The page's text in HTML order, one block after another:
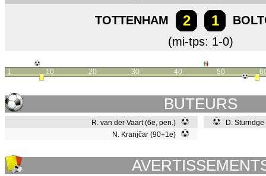
TOTTENHAM 2 1
(mi-tps: 1-0)
1 10 20 30 40 50
BUTEURS
R. van der Vaart (6e, pen.)
N. Kranjčar (90+1e)
D.